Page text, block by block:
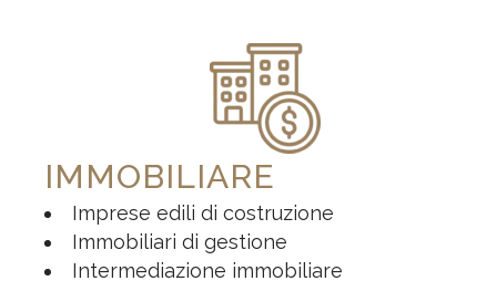
IMMOBILIARE
Imprese edili di costruzione
Immobiliari di gestione
Intermediazione immobiliare